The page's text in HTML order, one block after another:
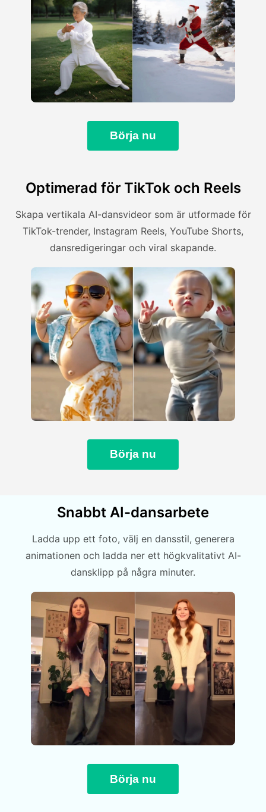
Börja nu
Optimerad för TikTok och Reels
Skapa vertikala AI-dansvideor som är utformade för
TikTok-trender, Instagram Reels, YouTube Shorts,
dansredigeringar och viral skapande.
Börja nu
Snabbt AI-dansarbete
Ladda upp ett foto, välj en dansstil, generera
animationen och ladda ner ett högkvalitativt AI-
dansklipp på några minuter.
Börja nu